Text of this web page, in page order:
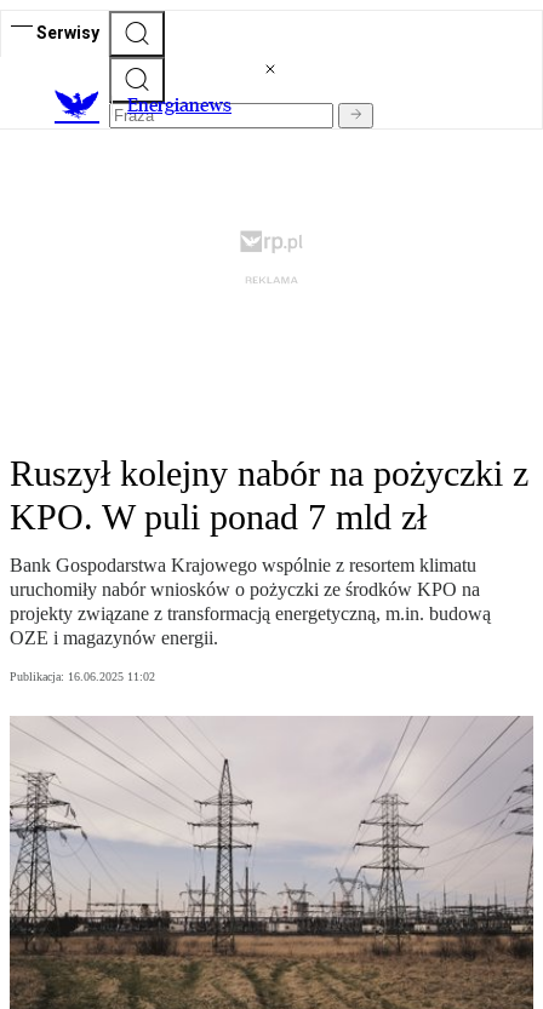
Serwisy
Energianews
Ruszył kolejny nabór na pożyczki z
KPO. W puli ponad 7 mld zł
Bank Gospodarstwa Krajowego wspólnie z resortem klimatu
uruchomiły nabór wniosków o pożyczki ze środków KPO na
projekty związane z transformacją energetyczną, m.in. budową
OZE i magazynów energii.
Publikacja: 16.06.2025 11:02